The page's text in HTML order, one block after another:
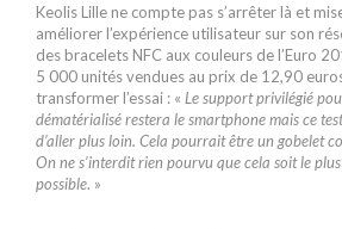
Keolis Lille ne compte pas s’arrêter là et
améliorer l’expérience utilisateur sur son
des bracelets NFC aux couleurs de l’Euro
5 000 unités vendues au prix de 12,90
transformer l’essai : « Le support privilégié
dématérialisé restera le smartphone mais ce
d’aller plus loin. Cela pourrait être un gobelet
On ne s’interdit rien pourvu que cela soit le
possible. »